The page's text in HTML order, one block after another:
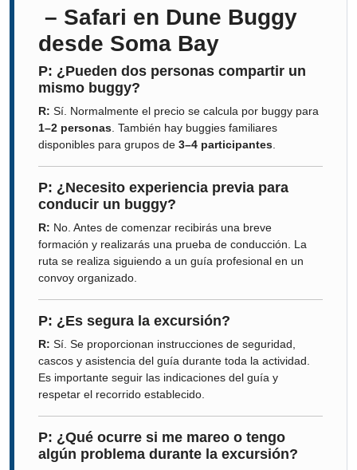
– Safari en Dune Buggy
desde Soma Bay
P: ¿Pueden dos personas compartir un
mismo buggy?
R: Sí. Normalmente el precio se calcula por buggy para
1–2 personas . También hay buggies familiares
disponibles para grupos de 3–4 participantes
P: ¿Necesito experiencia previa para
conducir un buggy?
R: No. Antes de comenzar recibirás una breve
formación y realizarás una prueba de conducción. La
ruta se realiza siguiendo a un guía profesional en un
convoy organizado.
P: ¿Es segura la excursión?
R: Sí. Se proporcionan instrucciones de seguridad,
cascos y asistencia del guía durante toda la actividad.
Es importante seguir las indicaciones del guía y
respetar el recorrido establecido.
P: ¿Qué ocurre si me mareo o tengo
algún problema durante la excursión?